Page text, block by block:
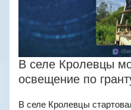
В селе Кролевцы
освещение по
В селе Кролевцы